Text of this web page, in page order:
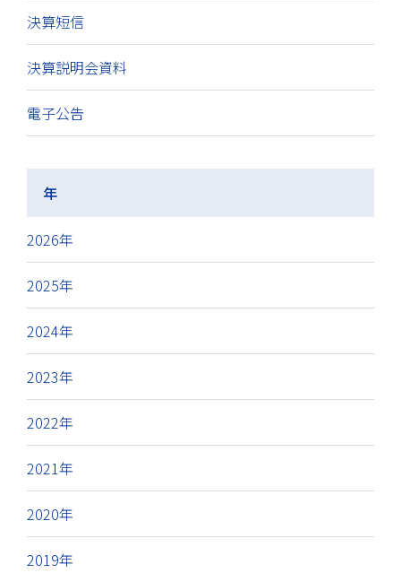
決算短信
決算説明会資料
電子公告
年
2026年
2025年
2024年
2023年
2022年
2021年
2020年
2019年